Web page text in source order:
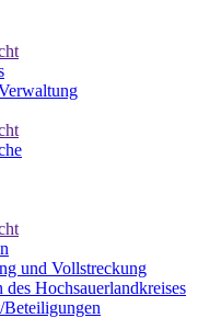
und Vollstreckung
Hochsauerlandkreises
Beteiligungen